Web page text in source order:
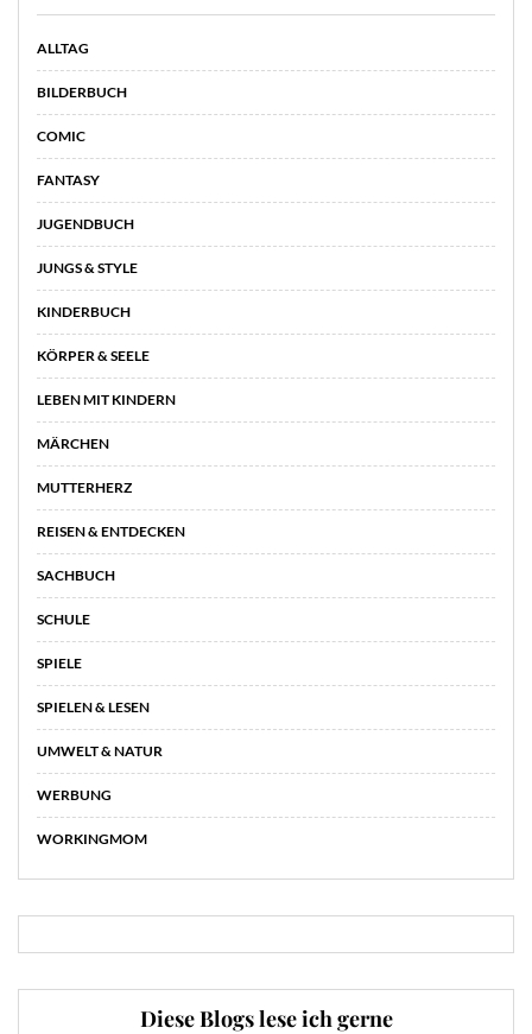
ALLTAG
BILDERBUCH
COMIC
FANTASY
JUGENDBUCH
JUNGS & STYLE
KINDERBUCH
KÖRPER & SEELE
LEBEN MIT KINDERN
MÄRCHEN
MUTTERHERZ
REISEN & ENTDECKEN
SACHBUCH
SCHULE
SPIELE
SPIELEN & LESEN
UMWELT & NATUR
WERBUNG
WORKINGMOM
Diese Blogs lese ich gerne